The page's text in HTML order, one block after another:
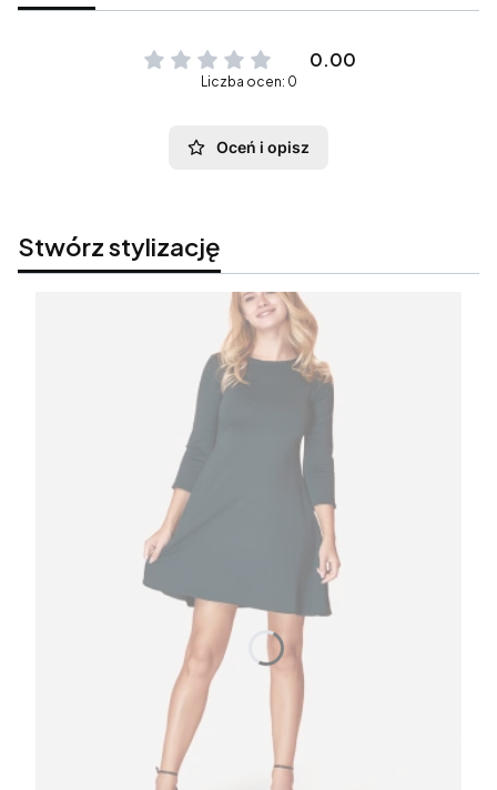
0.00
Liczba ocen: 0
Oceń i opisz
Stwórz stylizację